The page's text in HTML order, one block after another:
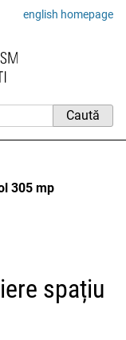
english homepage
305 mp
spațiu